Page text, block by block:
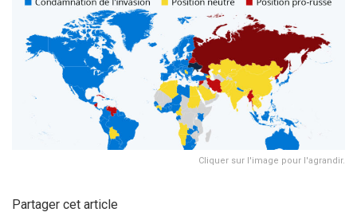
Cliquer sur l'image pour l'agrandir.
Partager cet article